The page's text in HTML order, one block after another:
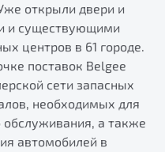
открыли двери и
и существующими
центров в 61 городе.
поставок Belgee
сети запасных
необходимых для
обслуживания, а также
автомобилей в